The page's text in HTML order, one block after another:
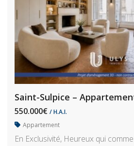
550.000€ / H.A.I.
Appartement
En Exclusivité, Heureux qui